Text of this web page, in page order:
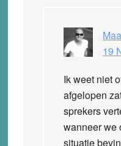
19
Ik weet niet
afgelopen
sprekers
wanneer we
situatie